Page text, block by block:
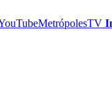
MetrópolesTV